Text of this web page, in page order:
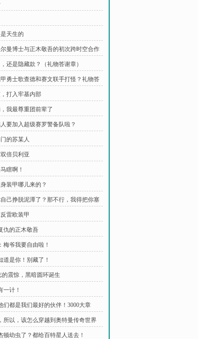
天生的
曼博士与正木敬吾的初次跨时空合作
还是隐藏款？（礼物答谢章）
勇士歌查德和赛文联手打怪？礼物答
打入牢基内部
我最尊重团前辈了
要加入超级赛罗警备队啦？
的苏某人
倍贝利亚
瞎啊！
装甲哪儿来的？
己挣脱泥潭了？那不行，我得把你塞
雷欧装甲
仇的正木敬吾
梅爷我要自由啦！
道是你！别藏了！
的震惊，黑暗圆环诞生
一计！
们都是我们最好的伙伴！3000大章
所以，该怎么穿越到奥特曼传奇世界
顿幼虫了？都给百特星人送去！